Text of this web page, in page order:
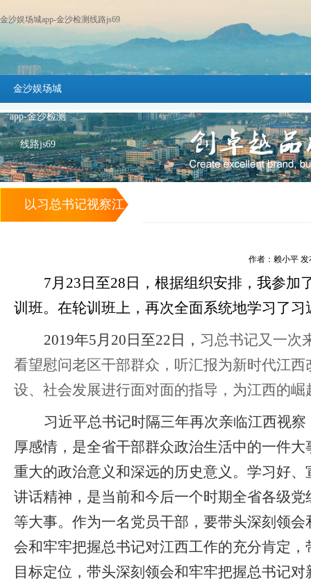
金沙娱场城app-金沙检测线路js69
金沙娱场城
app-金沙检测
线路js69
以习总书记视察江
讲话精神为动力，
打好“六大攻坚战”
-金沙娱场城app
作者：赖小平 发
7月23日至28日，根据组织安排，我参
训班。在轮训班上，再次全面系统地学习了
2019年5月20日至22日， 习总书记又一次
看望慰问老区干部群众，听汇报为新时代江
设、社会发展进行面对面的指导，为江西的
习近平总书记时隔三年再次亲临江西视
厚感情，是全省干部群众政治生活中的一件
重大的政治意义和深远的历史意义。学习好
讲话精神，是当前和今后一个时期全省各级
等大事。作为一名党员干部，要带头深刻领
会和牢牢把握总书记对江西工作的充分肯定
目标定位，带头深刻领会和牢牢把握总书记